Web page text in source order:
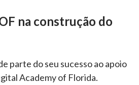
na construção do
parte do seu sucesso ao apoio
Academy of Florida.